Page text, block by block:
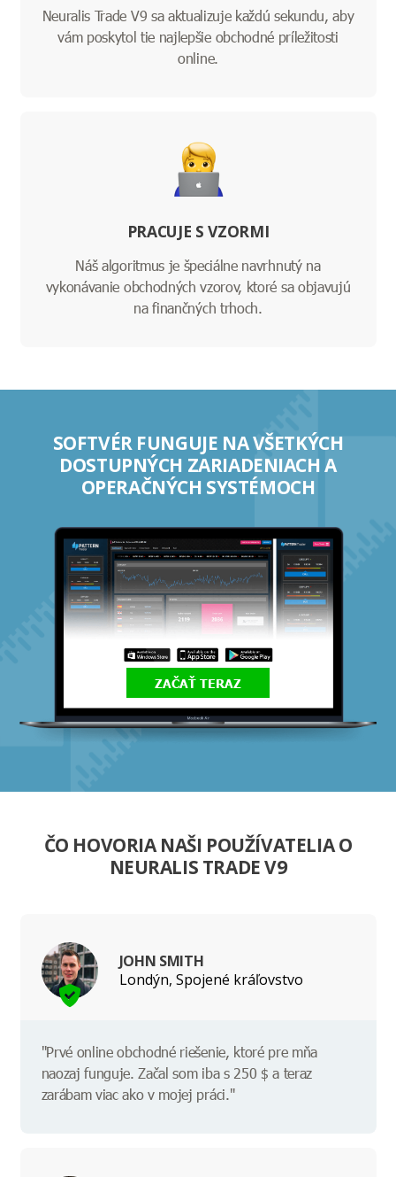
Neuralis Trade V9 sa aktualizuje každú sekundu, aby
vám poskytol tie najlepšie obchodné príležitosti
online.
PRACUJE S VZORMI
Náš algoritmus je špeciálne navrhnutý na
vykonávanie obchodných vzorov, ktoré sa objavujú
na finančných trhoch.
SOFTVÉR FUNGUJE NA VŠETKÝCH
DOSTUPNÝCH ZARIADENIACH A
OPERAČNÝCH SYSTÉMOCH
ZAČAŤ TERAZ
ČO HOVORIA NAŠI POUŽÍVATELIA O
NEURALIS TRADE V9
JOHN SMITH
Londýn, Spojené kráľovstvo
"Prvé online obchodné riešenie, ktoré pre mňa
naozaj funguje. Začal som iba s 250 $ a teraz
zarábam viac ako v mojej práci."